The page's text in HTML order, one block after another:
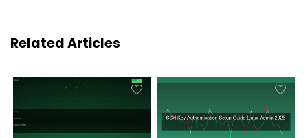
Related Articles